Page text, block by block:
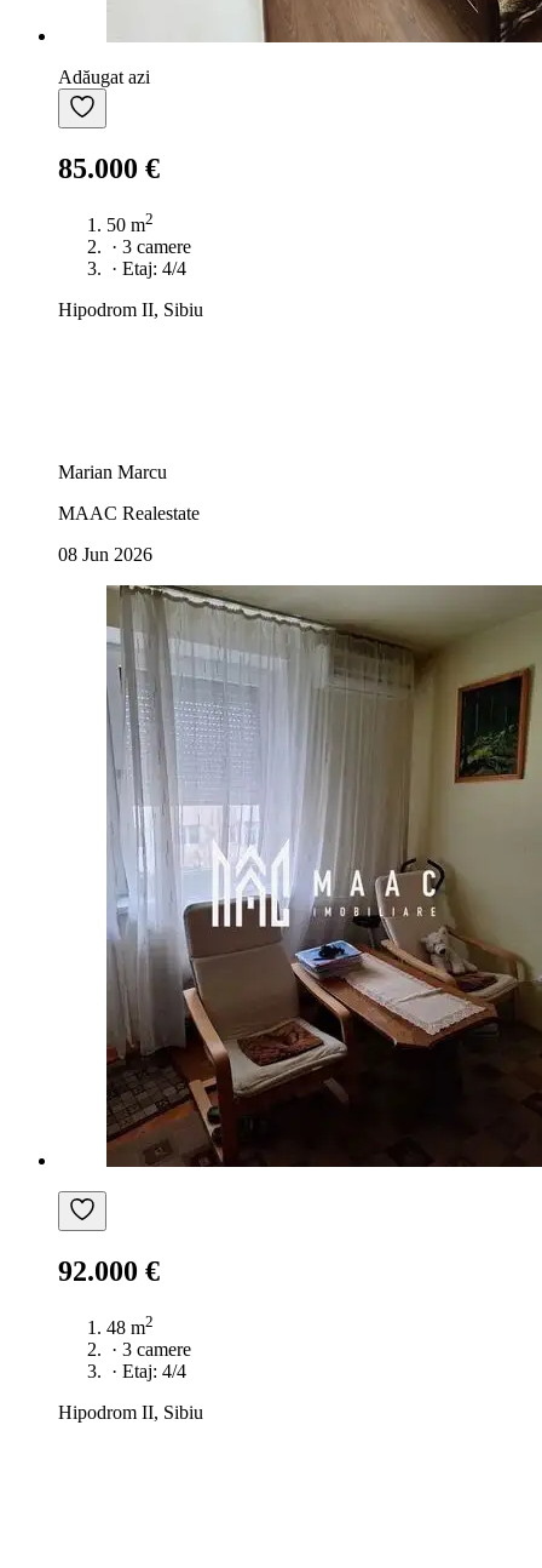
Adăugat azi
85.000 €
50 m2
· 3 camere
· Etaj: 4/4
Hipodrom II, Sibiu
Marian Marcu
MAAC Realestate
08 Jun 2026
92.000 €
48 m2
· 3 camere
· Etaj: 4/4
Hipodrom II, Sibiu